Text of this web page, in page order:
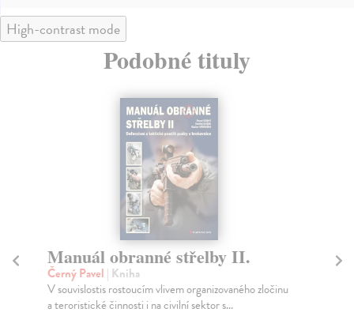
High-contrast mode
Podobné tituly
Manuál obranné střelby II.
Černý Pavel | Kniha
V souvislostis rostoucím vlivem organizovaného zločinu
a teroristické činnosti i na civilní sektor s...